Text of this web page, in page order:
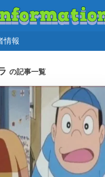
情報
の記事一覧